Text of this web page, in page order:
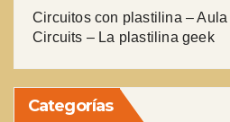
Circuitos con plastilina – Aula
Circuits – La plastilina geek
Categorías